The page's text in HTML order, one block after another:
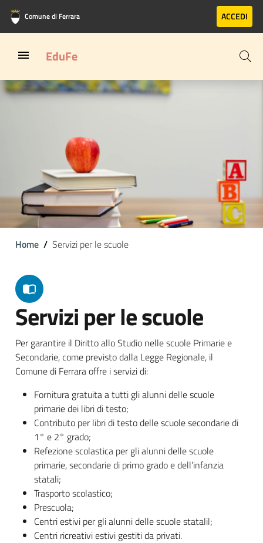
Vai al contenuto principale
Vai al footer
Comune di Ferrara ACCEDI
EduFe
Home Servizi per le scuole
Servizi per le scuole
Per garantire il Diritto allo Studio nelle scuole Primarie e
Secondarie, come previsto dalla Legge Regionale, il
Comune di Ferrara offre i servizi di:
Fornitura gratuita a tutti gli alunni delle scuole
primarie dei libri di testo;
Contributo per libri di testo delle scuole secondarie di
1° e 2° grado;
Refezione scolastica per gli alunni delle scuole
primarie, secondarie di primo grado e dell’infanzia
statali;
Trasporto scolastico;
Prescuola;
Centri estivi per gli alunni delle scuole statalil;
Centri ricreativi estivi gestiti da privati.